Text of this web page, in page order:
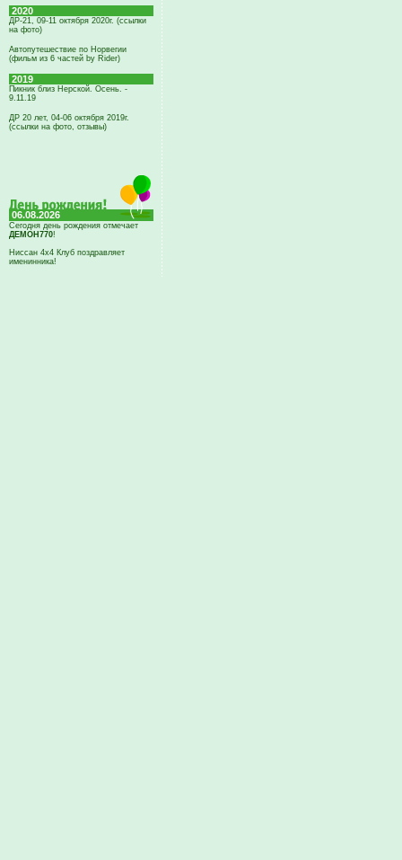
2020
ДР-21, 09-11 октября 2020г. (ссылки
на фото)
Автопутешествие по Норвегии
(фильм из 6 частей by Rider)
2019
Пикник близ Нерской. Осень. -
9.11.19
ДР 20 лет, 04-06 октября 2019г.
(ссылки на фото, отзывы)
06.08.2026
Сегодня день рождения отмечает
ДЕМОН770!
Ниссан 4х4 Клуб поздравляет
именинника!